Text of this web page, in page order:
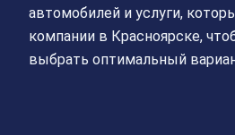
автомобилей и услуги,
компании в Красноярске,
выбрать оптимальный